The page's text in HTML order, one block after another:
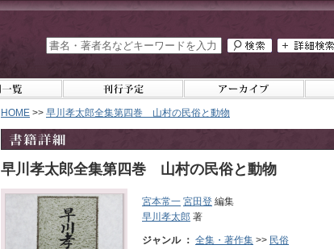
HOME >> 早川孝太郎全集第四巻 山村の民俗と動物
早川孝太郎全集第四巻 山村の民俗と動物
宮本常一 宮田登 編集
早川孝太郎 著
ジャンル ： 全集・著作集 >> 民俗